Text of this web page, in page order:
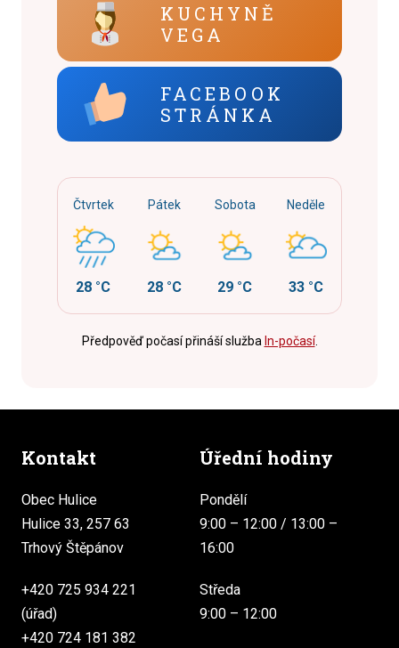
KUCHYNĚ
VEGA
FACEBOOK
STRÁNKA
Čtvrtek
28 °C
Pátek
28 °C
Sobota
29 °C
Neděle
33 °C
Předpověď počasí přináší služba In-počasí.
Kontakt
Obec Hulice
Hulice 33, 257 63
Trhový Štěpánov
+420 725 934 221
(úřad)
+420 724 181 382
Úřední hodiny
Pondělí
9:00 – 12:00 / 13:00 –
16:00
Středa
9:00 – 12:00